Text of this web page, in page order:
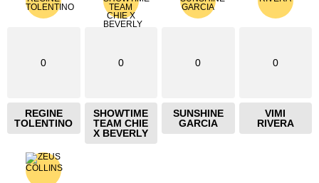
0
REGINE
TOLENTINO
0
SHOWTIME
TEAM CHIE
X BEVERLY
0
SUNSHINE
GARCIA
0
VIMI
RIVERA